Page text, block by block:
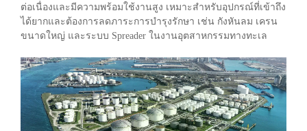
ต่อเนื่องและมีความพร้อมใช้งานสูง เหมาะสำหรับอุปกรณ์ที่เข้าถึง
ได้ยากและต้องการลดภาระการบำรุงรักษา เช่น กังหันลม เครน
ขนาดใหญ่ และระบบ Spreader ในงานอุตสาหกรรมทางทะเล